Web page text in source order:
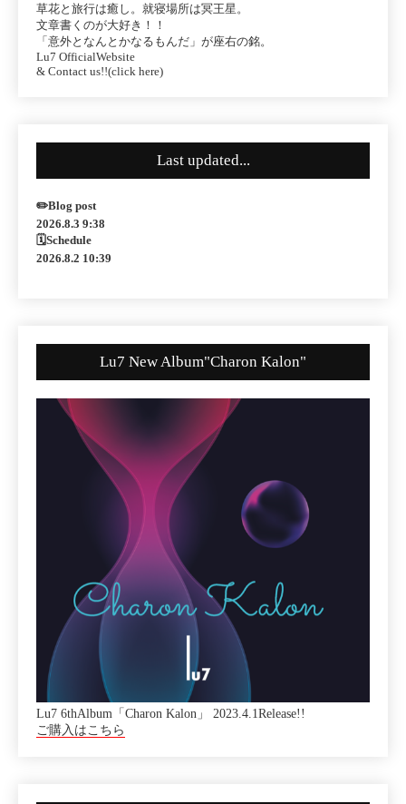
草花と旅行は癒し。就寝場所は冥王星。
文章書くのが大好き！！
「意外となんとかなるもんだ」が座右の銘。
Lu7 OfficialWebsite
& Contact us!!(click here)
Last updated...
✏️Blog post
2026.8.3 9:38
🗓Schedule
2026.8.2 10:39
Lu7 New Album"Charon Kalon"
Lu7 6thAlbum「Charon Kalon」 2023.4.1Release!!
ご購入はこちら